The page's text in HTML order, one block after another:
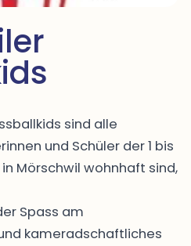
sind alle
und Schüler der 1 bis
Mörschwil wohnhaft sind,
Spass am
kameradschaftliches